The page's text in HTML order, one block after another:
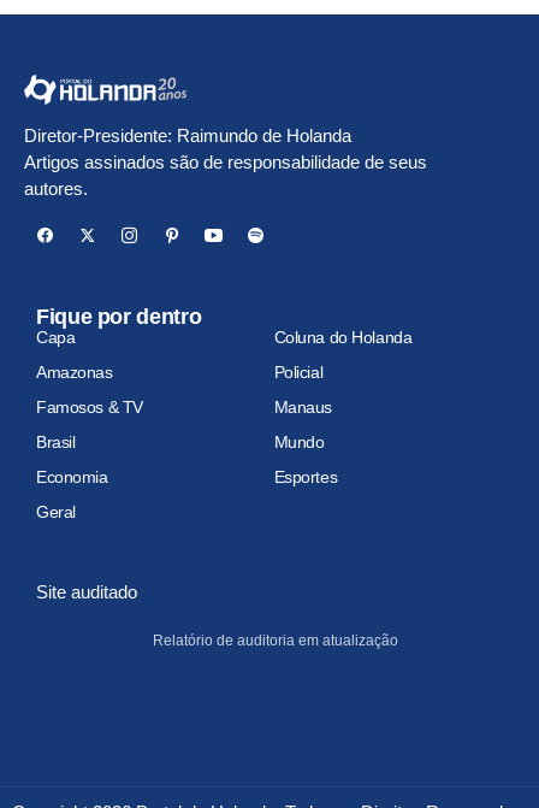
Diretor-Presidente: Raimundo de Holanda
Artigos assinados são de responsabilidade de seus
autores.
Fique por dentro
Capa
Coluna do Holanda
Amazonas
Policial
Famosos & TV
Manaus
Brasil
Mundo
Economia
Esportes
Geral
Site auditado
Relatório de auditoria em atualização